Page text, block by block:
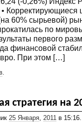
•
60% сырьевой)
по
первого
финансовой
При этом […]
стратегия на
25 Января 2011 в 15:16.